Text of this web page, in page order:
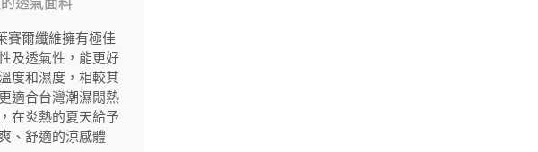
賽爾纖維擁有極佳
及透氣性，能更好
度和濕度，相較其
適合台灣潮濕悶熱
在炎熱的夏天給予
、舒適的涼感體